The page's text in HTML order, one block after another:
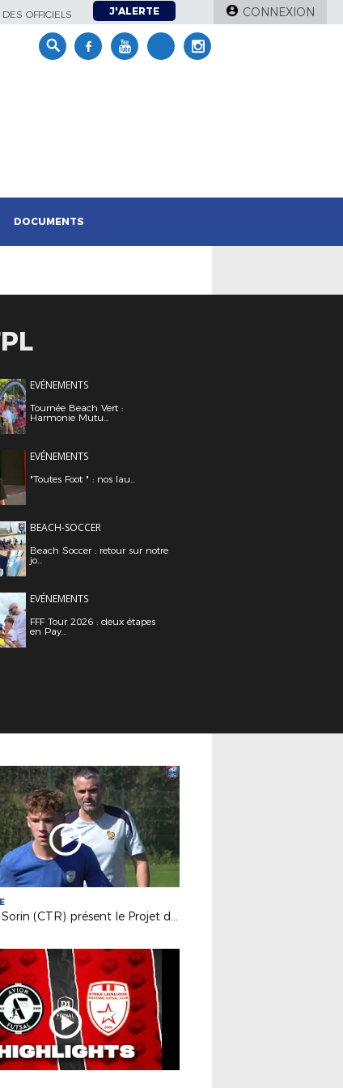
OFFICIELS J'ALERTE CONNEXION
DOCUMENTS
EVÉNEMENTS
Tournée Beach Vert :
Harmonie Mutu...
EVÉNEMENTS
"Toutes Foot " : nos lau...
BEACH-SOCCER
Beach Soccer : retour sur notre
jo...
EVÉNEMENTS
FFF Tour 2026 : deux étapes
en Pay...
Grégoire Sorin (CTR) présent le Projet de Performance Fédéral